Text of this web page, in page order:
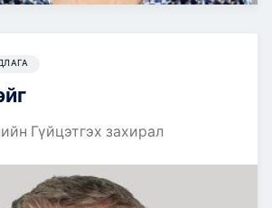
Гүйцэтгэх захирал